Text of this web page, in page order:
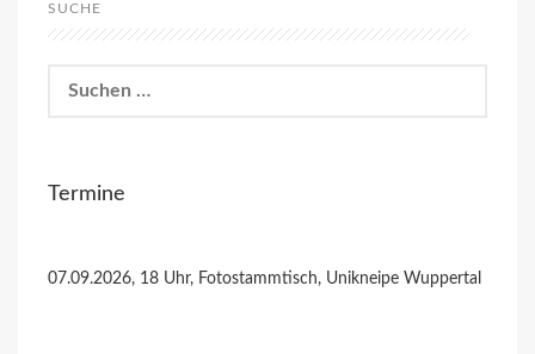
SUCHE
nach:
Termine
07.09.2026, 18 Uhr, Fotostammtisch, Unikneipe Wuppertal